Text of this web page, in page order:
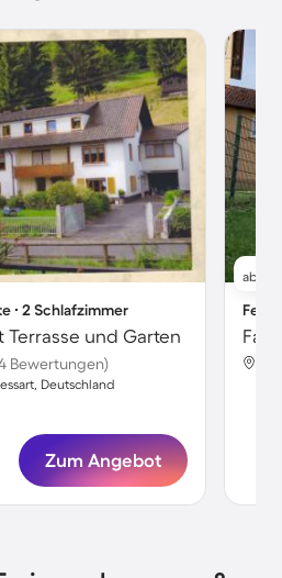
∙ 2 Schlafzimmer
und Garten
Bewertungen)
Deutschland
Zum Angebot
ab